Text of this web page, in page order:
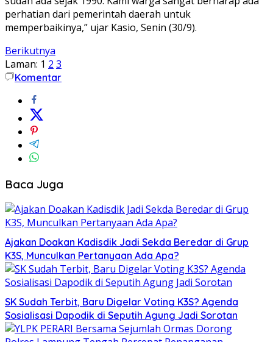
perhatian dari pemerintah daerah untuk
memperbaikinya,” ujar Kasio, Senin (30/9).
Berikutnya
Laman: 1 2 3
Komentar
Baca Juga
Ajakan Doakan Kadisdik Jadi Sekda Beredar di Grup
K3S, Munculkan Pertanyaan Ada Apa?
SK Sudah Terbit, Baru Digelar Voting K3S? Agenda
Sosialisasi Dapodik di Seputih Agung Jadi Sorotan